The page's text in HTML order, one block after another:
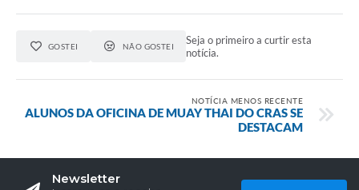
GOSTEI NÃO GOSTEI
Seja o primeiro a curtir esta
notícia.
NOTÍCIA MENOS RECENTE
ALUNOS DA OFICINA DE MUAY THAI DO CRAS SE
DESTACAM
Newsletter